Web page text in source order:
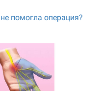
помогла операция?